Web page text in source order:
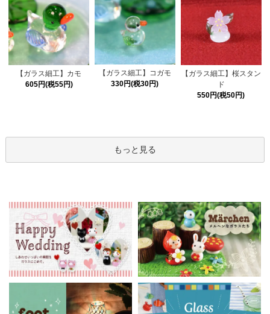
【ガラス細工】カモ
605円(税55円)
【ガラス細工】コガモ
330円(税30円)
【ガラス細工】桜スタン
ド
550円(税50円)
もっと見る